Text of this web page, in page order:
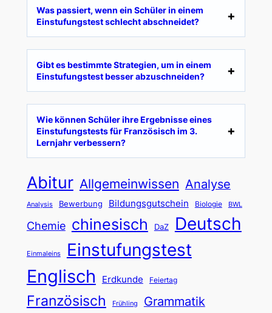
Was passiert, wenn ein Schüler in einem
Einstufungstest schlecht abschneidet?
Gibt es bestimmte Strategien, um in einem
Einstufungstest besser abzuschneiden?
Wie können Schüler ihre Ergebnisse eines
Einstufungstests für Französisch im 3.
Lernjahr verbessern?
Abitur Allgemeinwissen Analyse
Analysis Bewerbung Bildungsgutschein Biologie BWL
Chemie chinesisch DaZ Deutsch
Einmaleins Einstufungstest
Englisch Erdkunde Feiertag
Französisch Frühling Grammatik